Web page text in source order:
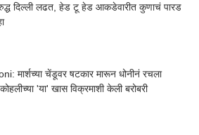
दिल्ली लढत, हेड टू हेड आकडेवारीत कुणाचं पारड
मार्शच्या चेंडूवर षटकार मारून धोनीनं रचला
'या' खास विक्रमाशी केली बरोबरी